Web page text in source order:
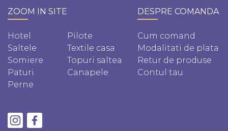
ZOOM IN SITE
Hotel
Saltele
Somiere
Paturi
Perne
Pilote
Textile casa
Topuri saltea
Canapele
DESPRE COMANDA
Cum comand
Modalitati de plata
Retur de produse
Contul tau